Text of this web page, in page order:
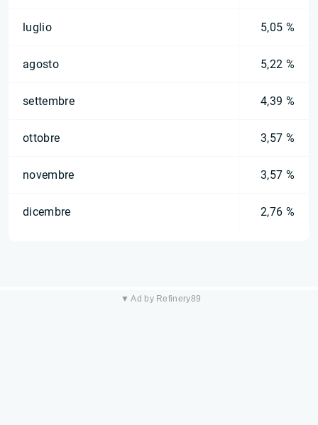
luglio 5,05 %
agosto 5,22 %
settembre 4,39 %
ottobre 3,57 %
novembre 3,57 %
dicembre 2,76 %
▼ Ad by Refinery89